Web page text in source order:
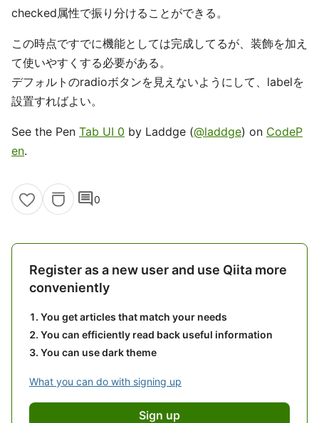
checked属性で振り分けることができる。
この時点ですでに機能としては完成してるが、装飾を加え
て使いやすくする必要がある。
デフォルトのradioボタンを見えないようにして、labelを
設置すればよい。
See the Pen Tab UI 0 by Laddge (@laddge) on CodeP
en.
comment0
Register as a new user and use Qiita more
conveniently
You get articles that match your needs
You can efficiently read back useful information
You can use dark theme
What you can do with signing up
Sign up